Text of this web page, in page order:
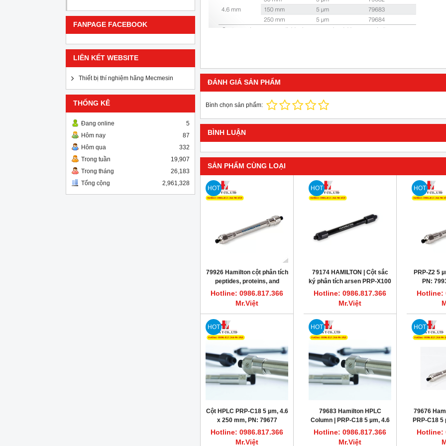
FANPAGE FACEBOOK
LIÊN KẾT WEBSITE
Thiết bị thí nghiệm hãng Mecmesin
THỐNG KÊ
Đang online
5
Hôm nay
87
Hôm qua
332
Trong tuần
19,907
Trong tháng
26,183
Tổng cộng
2,961,328
ĐÁNH GIÁ SẢN PHẨM
Bình chọn sản phẩm:
BÌNH LUẬN
SẢN PHẨM CÙNG LOẠI
HOT
79926 Hamilton cột phân tích
peptides, proteins, and
oligonucleotides PRP-Z2 5
µm, 2.1 x 150 mm
Hotline: 0986.817.366
Mr.Việt
HOT
79174 HAMILTON | Cột sắc
ký phân tích arsen PRP-X100
5 µm, 4.6 x 150 mm
Hotline: 0986.817.366
Mr.Việt
HOT
PRP-Z2 5
PN:
Hotline:
HOT
Cột HPLC PRP-C18 5 µm, 4.6
x 250 mm, PN: 79677
Hotline: 0986.817.366
Mr.Việt
HOT
79683 Hamilton HPLC
Column | PRP-C18 5 µm, 4.6
x 150 mm
Hotline: 0986.817.366
Mr.Việt
HOT
79676
PRP-C18
Hotline: